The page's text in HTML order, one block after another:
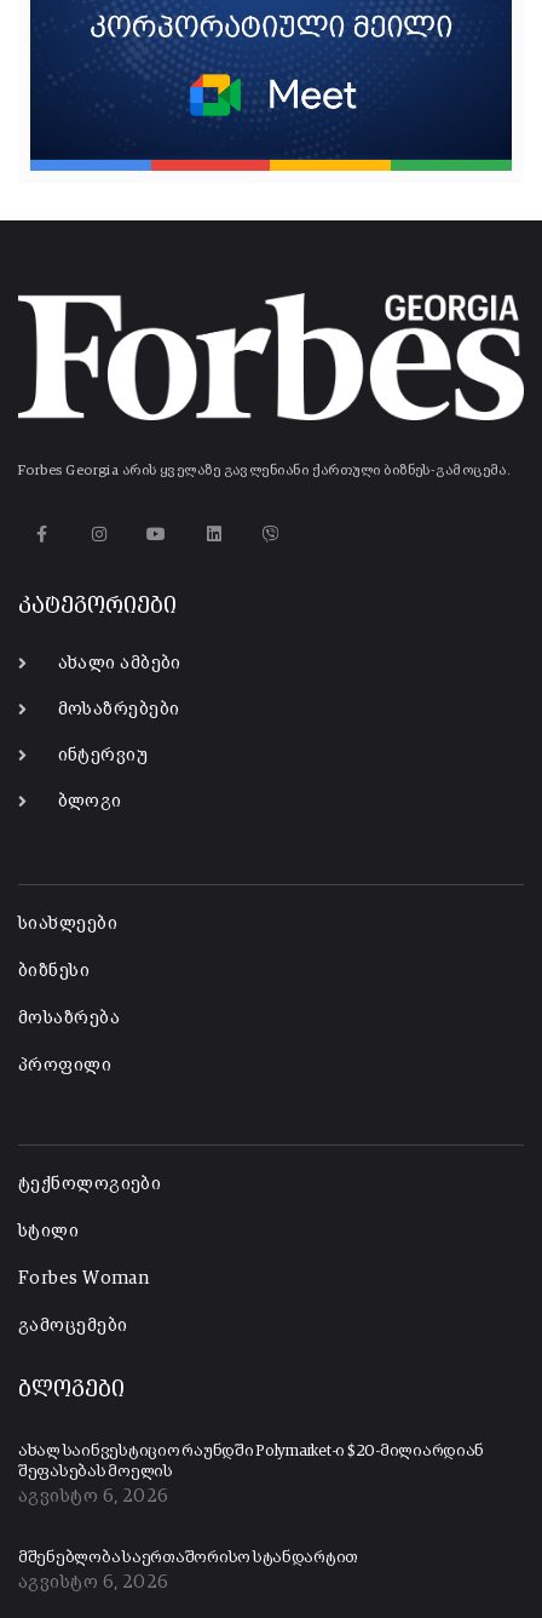
Forbes Georgia არის ყველაზე გავლენიანი ქართული ბიზნეს-გამოცემა.
კატეგორიები
ახალი ამბები
მოსაზრებები
ინტერვიუ
ბლოგი
სიახლეები
ბიზნესი
მოსაზრება
პროფილი
ტექნოლოგიები
სტილი
Forbes Woman
გამოცემები
ბლოგები
ახალ საინვესტიციო რაუნდში Polymarket-ი $20-მილიარდიან
შეფასებას მოელის
აგვისტო 6, 2026
მშენებლობა საერთაშორისო სტანდარტით
აგვისტო 6, 2026